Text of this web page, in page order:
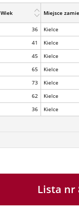
Wiek Miejsce
36 Kielce
41 Kielce
45 Kielce
65 Kielce
73 Kielce
62 Kielce
36 Kielce
Lista nr